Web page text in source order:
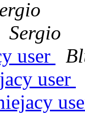
Sergio
user
user